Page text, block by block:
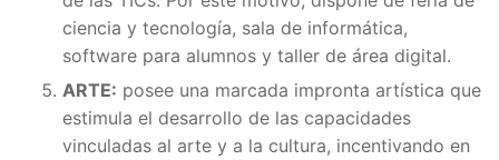
ciencia y tecnología, sala de informática,
software para alumnos y taller de área digital.
ARTE: posee una marcada impronta artística que
estimula el desarrollo de las capacidades
vinculadas al arte y a la cultura, incentivando en